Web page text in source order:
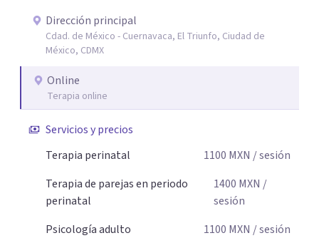
que buscar ayuda psicológica es un acto de valentía y
autocuidado. Mi objetivo es acompañarte para que puedas
comprender mejor lo que estás viviendo, fortalecer tus
recursos personales y construir una vida más plena y
congruente con tus necesidades y valores.
Dirección principal
Cdad. de México - Cuernavaca, El Triunfo, Ciudad de
México, CDMX
Online
Terapia online
Servicios y precios
Terapia perinatal
1100 MXN / sesión
Terapia de parejas en periodo
perinatal
1400 MXN /
sesión
Psicología adulto
1100 MXN / sesión